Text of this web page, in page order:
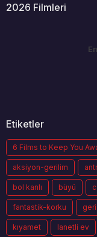
2026 Filmleri
Etiketler
6 Films to Keep You
aksiyon-gerilim
bol kanlı büyü
fantastik-korku
kıyamet lanetli ev